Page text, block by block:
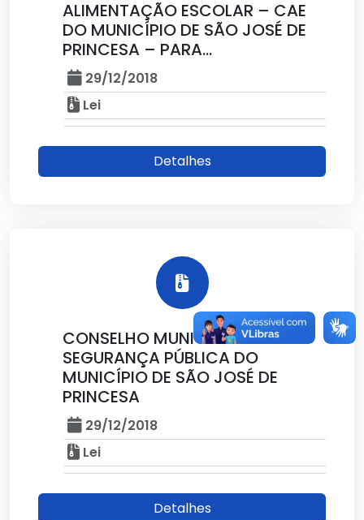
ALIMENTAÇÃO ESCOLAR – CAE
DO MUNICÍPIO DE SÃO JOSÉ DE
PRINCESA – PARA...
29/12/2018
Lei
Detalhes
CONSELHO MUNICIPAL DE
SEGURANÇA PÚBLICA DO
MUNICÍPIO DE SÃO JOSÉ DE
PRINCESA
29/12/2018
Lei
Detalhes